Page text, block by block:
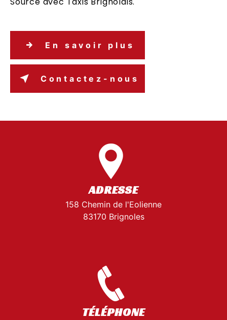
En savoir plus
Contactez-nous
ADRESSE
158 Chemin de l'Eolienne
83170 Brignoles
TÉLÉPHONE